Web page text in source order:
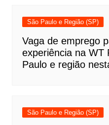
São Paulo e Região (SP)
Vaga de emprego
experiência na WT
Paulo e região
São Paulo e Região (SP)